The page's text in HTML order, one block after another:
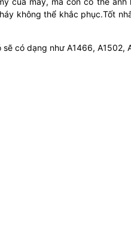
không thể khắc phục.Tốt
có dạng như A1466, A1502,